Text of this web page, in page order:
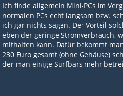
Ich finde allgemein Mini-PCs im
normalen PCs echt langsam bzw.
ich gar nichts sagen. Der Vorteil
eben der geringe Stromverbrauch,
mithalten kann. Dafür bekommt
230 Euro gesamt (ohne Gehäuse)
der man einige Surfbars mehr